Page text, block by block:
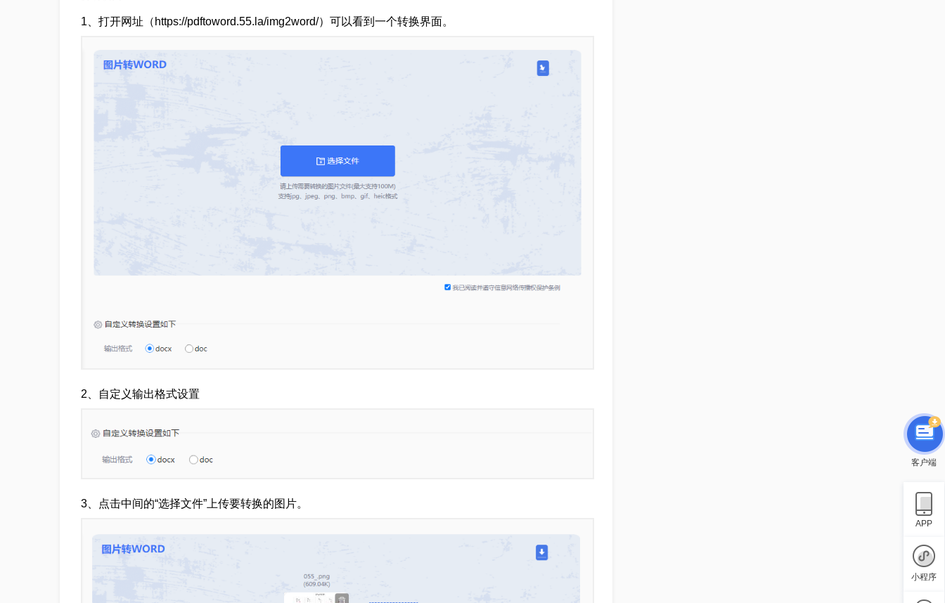
1、打开网址（https://pdftoword.55.la/img2word/）可以看到一个转换界面。
2、自定义输出格式设置
3、点击中间的“选择文件”上传要转换的图片。
客户端
APP
小程序